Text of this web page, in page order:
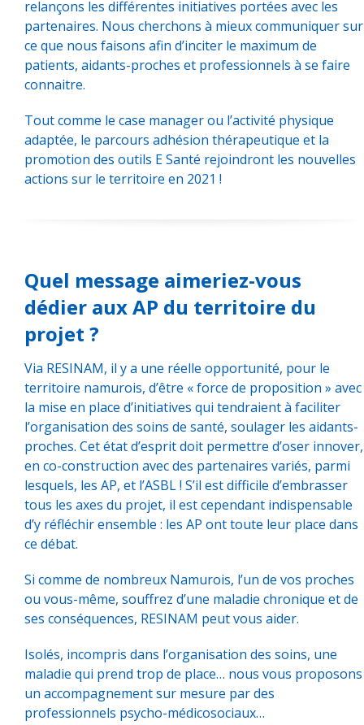
relançons les différentes initiatives portées avec les
partenaires. Nous cherchons à mieux communiquer sur
ce que nous faisons afin d’inciter le maximum de
patients, aidants-proches et professionnels à se faire
connaitre.
Tout comme le case manager ou l’activité physique
adaptée, le parcours adhésion thérapeutique et la
promotion des outils E Santé rejoindront les nouvelles
actions sur le territoire en 2021 !
Quel message aimeriez-vous
dédier aux AP du territoire du
projet ?
Via RESINAM, il y a une réelle opportunité, pour le
territoire namurois, d’être « force de proposition » avec
la mise en place d’initiatives qui tendraient à faciliter
l’organisation des soins de santé, soulager les aidants-
proches. Cet état d’esprit doit permettre d’oser innover,
en co-construction avec des partenaires variés, parmi
lesquels, les AP, et l’ASBL ! S’il est difficile d’embrasser
tous les axes du projet, il est cependant indispensable
d’y réfléchir ensemble : les AP ont toute leur place dans
ce débat.
Si comme de nombreux Namurois, l’un de vos proches
ou vous-même, souffrez d’une maladie chronique et de
ses conséquences, RESINAM peut vous aider.
Isolés, incompris dans l’organisation des soins, une
maladie qui prend trop de place… nous vous proposons
un accompagnement sur mesure par des
professionnels psycho-médicosociaux…